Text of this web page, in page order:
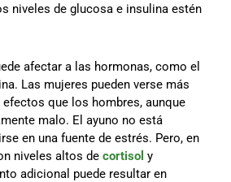
niveles de glucosa e insulina estén
afectar a las hormonas, como el
Las mujeres pueden verse más
que los hombres, aunque
malo. El ayuno no está
en una fuente de estrés. Pero, en
niveles altos de cortisol y
adicional puede resultar en